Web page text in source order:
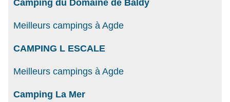
Camping du Domaine de Baldy
Meilleurs campings à Agde
CAMPING L ESCALE
Meilleurs campings à Agde
Camping La Mer